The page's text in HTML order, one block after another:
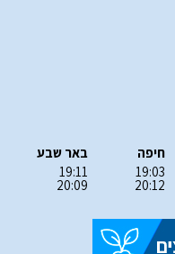
חיפה
19:03
20:12
באר שבע
19:11
20:09